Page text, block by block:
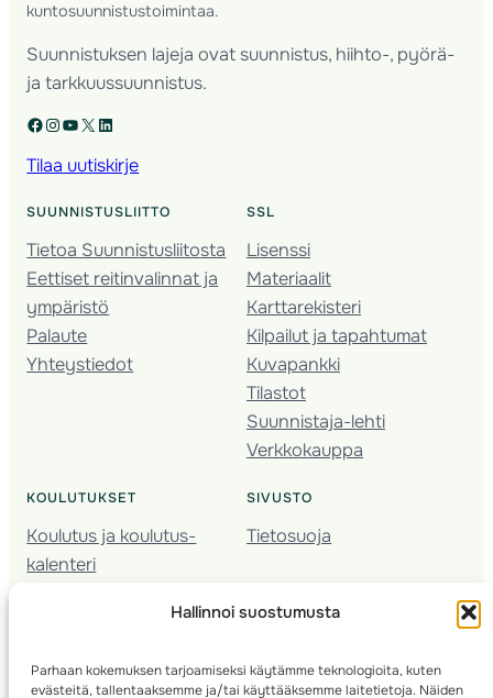
Hallinnoi suostumusta
Parhaan kokemuksen tarjoamiseksi käytämme teknologioita, kuten
evästeitä, tallentaaksemme ja/tai käyttääksemme laitetietoja. Näiden
kuntosuunnistustoimintaa.
Suunnistuksen lajeja ovat suunnistus, hiihto-, pyörä-
ja tarkkuussuunnistus.
Facebook Instagram YouTube X LinkedIn
Tilaa uutiskirje
SUUNNISTUSLIITTO
Tietoa Suunnistusliitosta
Eettiset reitinvalinnat ja
ympäristö
Palaute
Yhteystiedot
SSL
Lisenssi
Materiaalit
Karttarekisteri
Kilpailut ja tapahtumat
Kuvapankki
Tilastot
Suunnistaja-lehti
Verkkokauppa
KOULUTUKSET
Koulutus ja koulutus­
kalenteri
Seura­kehittäminen
Kartoitus
SIVUSTO
Tietosuoja